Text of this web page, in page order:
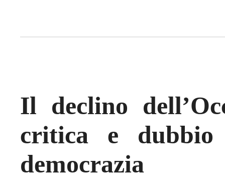
Il declino
critica e
democrazia